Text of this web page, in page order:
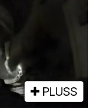
PLUSS